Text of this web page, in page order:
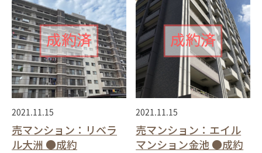
2021.11.15
売マンション：リベラ
ル大洲 ●成約
2021.11.15
売マンション：エイル
マンション金池 ●成約